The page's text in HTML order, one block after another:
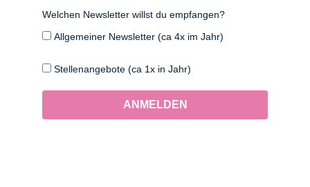
Welchen Newsletter willst du empfangen?
Allgemeiner Newsletter (ca 4x im Jahr)
Stellenangebote (ca 1x in Jahr)
ANMELDEN